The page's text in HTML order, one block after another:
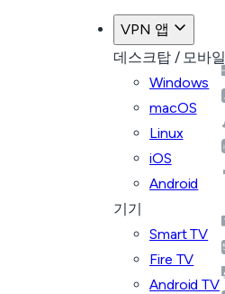
VPN 앱
데스크탑 / 모바일
Windows
macOS
Linux
iOS
Android
기기
Smart TV
Fire TV
Android TV